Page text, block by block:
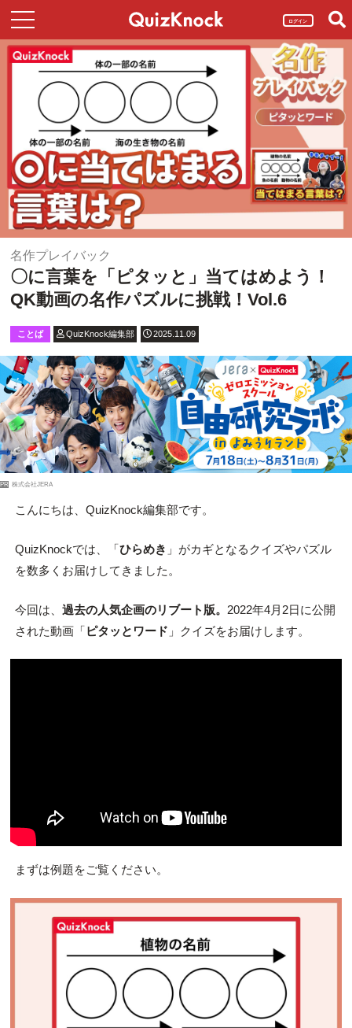
ログイン
名作プレイバック
〇に言葉を「ピタッと」当てはめよう！
QK動画の名作パズルに挑戦！Vol.6
ことば QuizKnock編集部 2025.11.09
PR 株式会社JERA
こんにちは、QuizKnock編集部です。
QuizKnockでは、「ひらめき 」がカギとなるクイズやパズル
を数多くお届けしてきました。
今回は、 過去の人気企画のリブート版。 2022年4月2日に公開
された動画「ピタッとワード 」クイズをお届けします。
まずは例題をご覧ください。